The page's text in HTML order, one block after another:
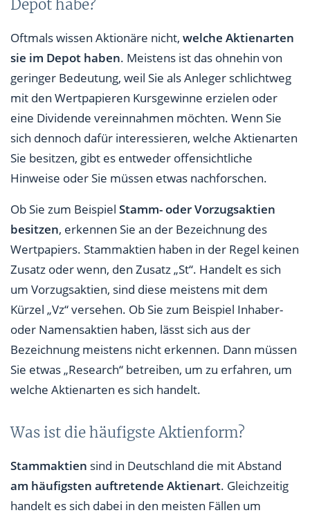
Depot habe?
Oftmals wissen Aktionäre nicht, welche Aktienarten
sie im Depot haben. Meistens ist das ohnehin von
geringer Bedeutung, weil Sie als Anleger schlichtweg
mit den Wertpapieren Kursgewinne erzielen oder
eine Dividende vereinnahmen möchten. Wenn Sie
sich dennoch dafür interessieren, welche Aktienarten
Sie besitzen, gibt es entweder offensichtliche
Hinweise oder Sie müssen etwas nachforschen.
Ob Sie zum Beispiel Stamm- oder Vorzugsaktien
besitzen, erkennen Sie an der Bezeichnung des
Wertpapiers. Stammaktien haben in der Regel keinen
Zusatz oder wenn, den Zusatz „St“. Handelt es sich
um Vorzugsaktien, sind diese meistens mit dem
Kürzel „Vz“ versehen. Ob Sie zum Beispiel Inhaber-
oder Namensaktien haben, lässt sich aus der
Bezeichnung meistens nicht erkennen. Dann müssen
Sie etwas „Research“ betreiben, um zu erfahren, um
welche Aktienarten es sich handelt.
Was ist die häufigste Aktienform?
Stammaktien sind in Deutschland die mit Abstand
am häufigsten auftretende Aktienart. Gleichzeitig
handelt es sich dabei in den meisten Fällen um